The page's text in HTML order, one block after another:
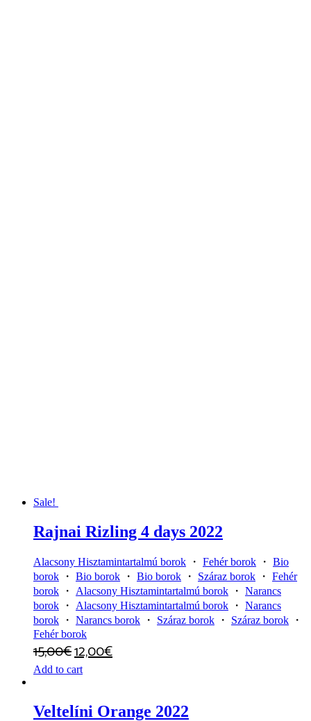
Sale!
Rajnai Rizling 4 days 2022
Alacsony Hisztamintartalmú borok ・ Fehér borok ・ Bio
borok ・ Bio borok ・ Bio borok ・ Száraz borok ・ Fehér
borok ・ Alacsony Hisztamintartalmú borok ・ Narancs
borok ・ Alacsony Hisztamintartalmú borok ・ Narancs
borok ・ Narancs borok ・ Száraz borok ・ Száraz borok ・
Fehér borok
15,00€12,00€
Add to cart
Veltelíni Orange 2022